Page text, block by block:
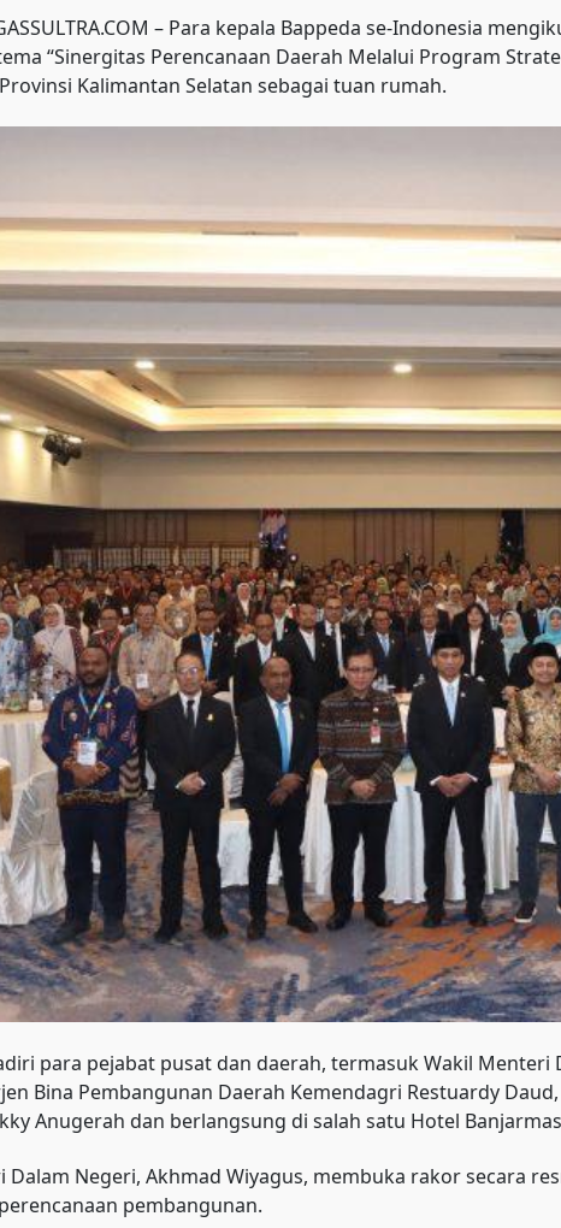
– Para kepala Bappeda se-Indonesia
“Sinergitas Perencanaan Daerah Melalui Program
Kalimantan Selatan sebagai tuan rumah.
para pejabat pusat dan daerah, termasuk Wakil
Bina Pembangunan Daerah Kemendagri Restuardy
Anugerah dan berlangsung di salah satu Hotel
Dalam Negeri, Akhmad Wiyagus, membuka rakor secara
pembangunan.